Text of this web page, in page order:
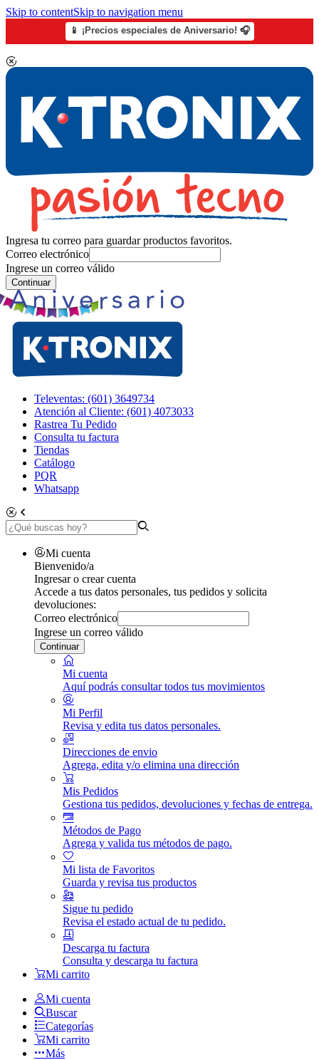
Skip to contentSkip to navigation menu
📱 ¡Precios especiales de Aniversario! 🎧
Ingresa tu correo para guardar productos favoritos.
Correo electrónico
Ingrese un correo válido
Continuar
Televentas: (601) 3649734
Atención al Cliente: (601) 4073033
Rastrea Tu Pedido
Consulta tu factura
Tiendas
Catálogo
PQR
Whatsapp
Mi cuenta
Bienvenido/a
Ingresar o crear cuenta
Accede a tus datos personales, tus pedidos y solicita
devoluciones:
Correo electrónico
Ingrese un correo válido
Continuar
Mi cuenta
Aquí podrás consultar todos tus movimientos
Mi Perfil
Revisa y edita tus datos personales.
Direcciones de envio
Agrega, edita y/o elimina una dirección
Mis Pedidos
Gestiona tus pedidos, devoluciones y fechas de entrega.
Métodos de Pago
Agrega y valida tus métodos de pago.
Mi lista de Favoritos
Guarda y revisa tus productos
Sigue tu pedido
Revisa el estado actual de tu pedido.
Descarga tu factura
Consulta y descarga tu factura
Mi carrito
Mi cuenta
Buscar
Categorías
Mi carrito
Más